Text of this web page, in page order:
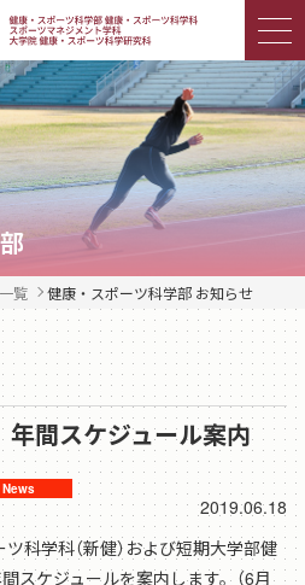
覧 健康・スポーツ科学部 お知らせ
年間スケジュール案内
2019.06.18
学科（新健）および短期大学部健
スケジュールを案内します。（6月